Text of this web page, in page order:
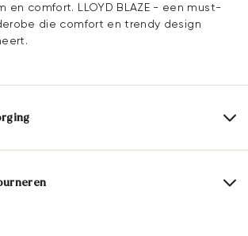
en comfort. LLOYD BLAZE - een must-
die comfort en trendy design
EU-maten
Textiel